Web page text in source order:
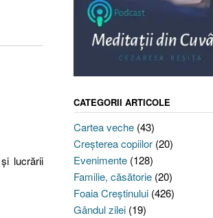
lucrării
CATEGORII ARTICOLE
Cartea veche(43)
Creşterea copiilor(20)
Evenimente(128)
Familie, căsătorie(20)
Foaia Creştinului(426)
Gândul zilei(19)